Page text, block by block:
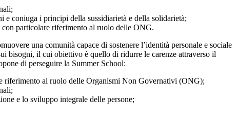
e coniuga i principi della sussidiarietà e della solidarietà;
particolare riferimento al ruolo delle ONG.
una comunità capace di sostenere l’identità personale e sociale
bisogni, il cui obiettivo è quello di ridurre le carenze attraverso il
di perseguire la Summer School:
riferimento al ruolo delle Organismi Non Governativi (ONG);
e lo sviluppo integrale delle persone;